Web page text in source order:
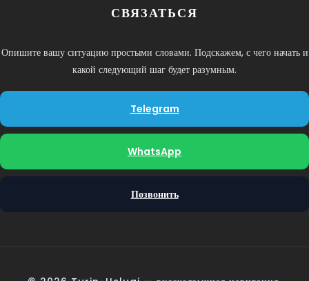
СВЯЗАТЬСЯ
Опишите вашу ситуацию простыми словами. Подскажем, с чего начать и
какой следующий шаг будет разумным.
Telegram
WhatsApp
Позвонить